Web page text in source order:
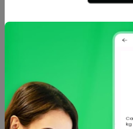
Sin descripción
Otros productos de
Refresco de cola